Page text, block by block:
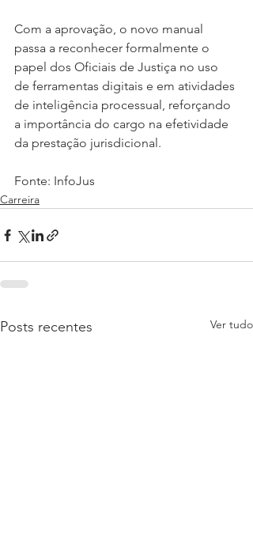
Com a aprovação, o novo manual
passa a reconhecer formalmente o
papel dos Oficiais de Justiça no uso
de ferramentas digitais e em atividades
de inteligência processual, reforçando
a importância do cargo na efetividade
da prestação jurisdicional.
Fonte: InfoJus
Carreira
Posts recentes Ver tudo